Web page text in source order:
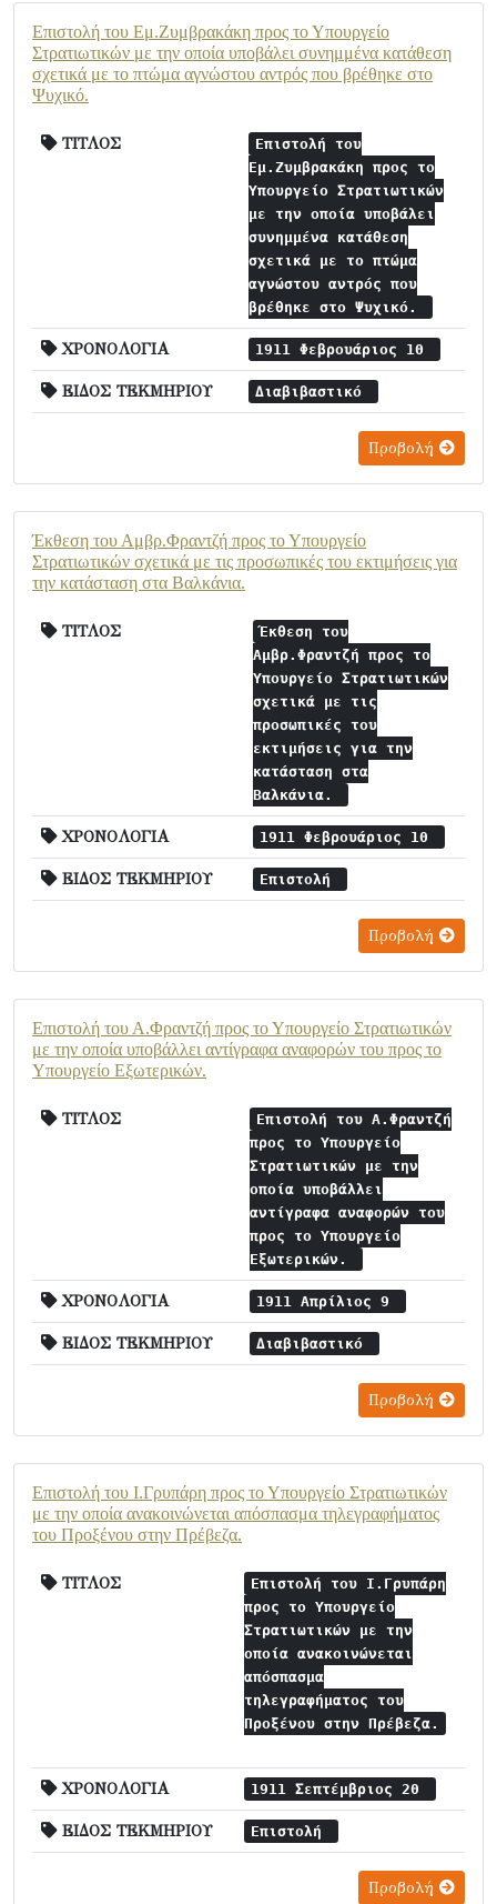
Επιστολή του Εμ.Ζυμβρακάκη προς το Υπουργείο
Στρατιωτικών με την οποία υποβάλει συνημμένα κατάθεση
σχετικά με το πτώμα αγνώστου αντρός που βρέθηκε στο
Ψυχικό.
ΤΙΤΛΟΣ
Επιστολή του
Εμ.Ζυμβρακάκη προς το
Υπουργείο Στρατιωτικών
με την οποία υποβάλει
συνημμένα κατάθεση
σχετικά με το πτώμα
αγνώστου αντρός που
βρέθηκε στο Ψυχικό.
ΧΡΟΝΟΛΟΓΙΑ 1911 Φεβρουάριος 10
ΕΙΔΟΣ ΤΕΚΜΗΡΙΟΥ Διαβιβαστικό
Προβολή
Έκθεση του Αμβρ.Φραντζή προς το Υπουργείο
Στρατιωτικών σχετικά με τις προσωπικές του εκτιμήσεις για
την κατάσταση στα Βαλκάνια.
ΤΙΤΛΟΣ
Έκθεση του
Αμβρ.Φραντζή προς το
Υπουργείο Στρατιωτικών
σχετικά με τις
προσωπικές του
εκτιμήσεις για την
κατάσταση στα
Βαλκάνια.
ΧΡΟΝΟΛΟΓΙΑ 1911 Φεβρουάριος 10
ΕΙΔΟΣ ΤΕΚΜΗΡΙΟΥ Επιστολή
Προβολή
Επιστολή του Α.Φραντζή προς το Υπουργείο Στρατιωτικών
με την οποία υποβάλλει αντίγραφα αναφορών του προς το
Υπουργείο Εξωτερικών.
ΤΙΤΛΟΣ
Επιστολή του Α.Φραντζή
προς το Υπουργείο
Στρατιωτικών με την
οποία υποβάλλει
αντίγραφα αναφορών του
προς το Υπουργείο
Εξωτερικών.
ΧΡΟΝΟΛΟΓΙΑ 1911 Απρίλιος 9
ΕΙΔΟΣ ΤΕΚΜΗΡΙΟΥ Διαβιβαστικό
Προβολή
Επιστολή του Ι.Γρυπάρη προς το Υπουργείο Στρατιωτικών
με την οποία ανακοινώνεται απόσπασμα τηλεγραφήματος
του Προξένου στην Πρέβεζα.
ΤΙΤΛΟΣ
Επιστολή του Ι.Γρυπάρη
προς το Υπουργείο
Στρατιωτικών με την
οποία ανακοινώνεται
απόσπασμα
τηλεγραφήματος του
Προξένου στην Πρέβεζα.
ΧΡΟΝΟΛΟΓΙΑ 1911 Σεπτέμβριος 20
ΕΙΔΟΣ ΤΕΚΜΗΡΙΟΥ Επιστολή
Προβολή